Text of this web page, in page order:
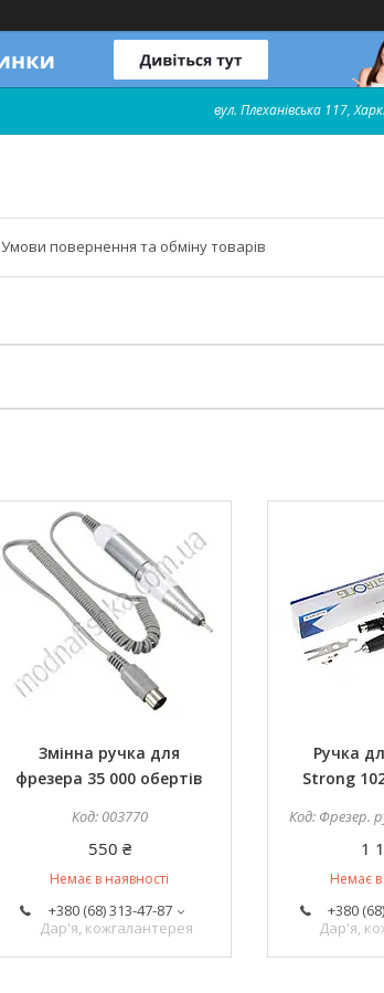
вул. Плеханівська 117,
Умови повернення та обміну товарів
Змінна ручка для
фрезера 35 000 обертів
003770
550 ₴
Немає в наявності
+380 (68) 313-47-87
Дар'я, кожгалантерея
Ручка
Strong
Фрезер.
1
Немає в
+380
Дар'я,